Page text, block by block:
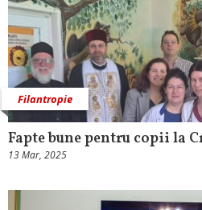
Filantropie
Fapte bune pentru copii la
13 Mar, 2025